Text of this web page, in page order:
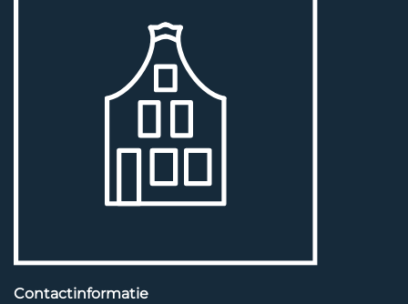
Contactinformatie